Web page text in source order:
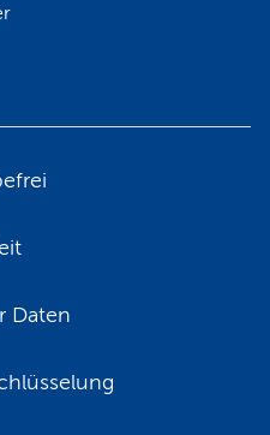
Daten